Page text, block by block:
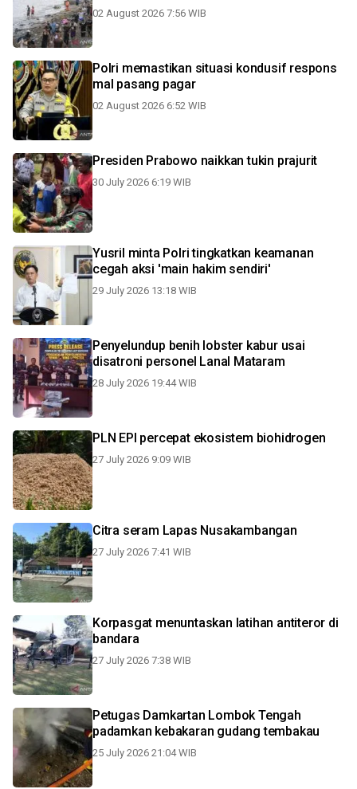
02 August 2026 7:56 WIB
Polri memastikan situasi kondusif respons
mal pasang pagar
02 August 2026 6:52 WIB
Presiden Prabowo naikkan tukin prajurit
30 July 2026 6:19 WIB
Yusril minta Polri tingkatkan keamanan
cegah aksi 'main hakim sendiri'
29 July 2026 13:18 WIB
Penyelundup benih lobster kabur usai
disatroni personel Lanal Mataram
28 July 2026 19:44 WIB
PLN EPI percepat ekosistem biohidrogen
27 July 2026 9:09 WIB
Citra seram Lapas Nusakambangan
27 July 2026 7:41 WIB
Korpasgat menuntaskan latihan antiteror di
bandara
27 July 2026 7:38 WIB
Petugas Damkartan Lombok Tengah
padamkan kebakaran gudang tembakau
25 July 2026 21:04 WIB